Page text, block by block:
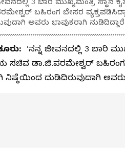
ಬಹಿರಂಗ ಬೇಸರ
ಅವರು ಭಾವುಕರಾಗಿ
‘ನನ್ನ ಜೀವನದಲ್ಲಿ 3 ಬಾರಿ
ಸಚಿವ ಡಾ.ಜಿ.ಪರಮೇಶ್ವರ್ ಬಹಿರಂಗ
ನಿಷ್ಠೆಯಿಂದ ದುಡಿದಿರುವುದಾಗಿ